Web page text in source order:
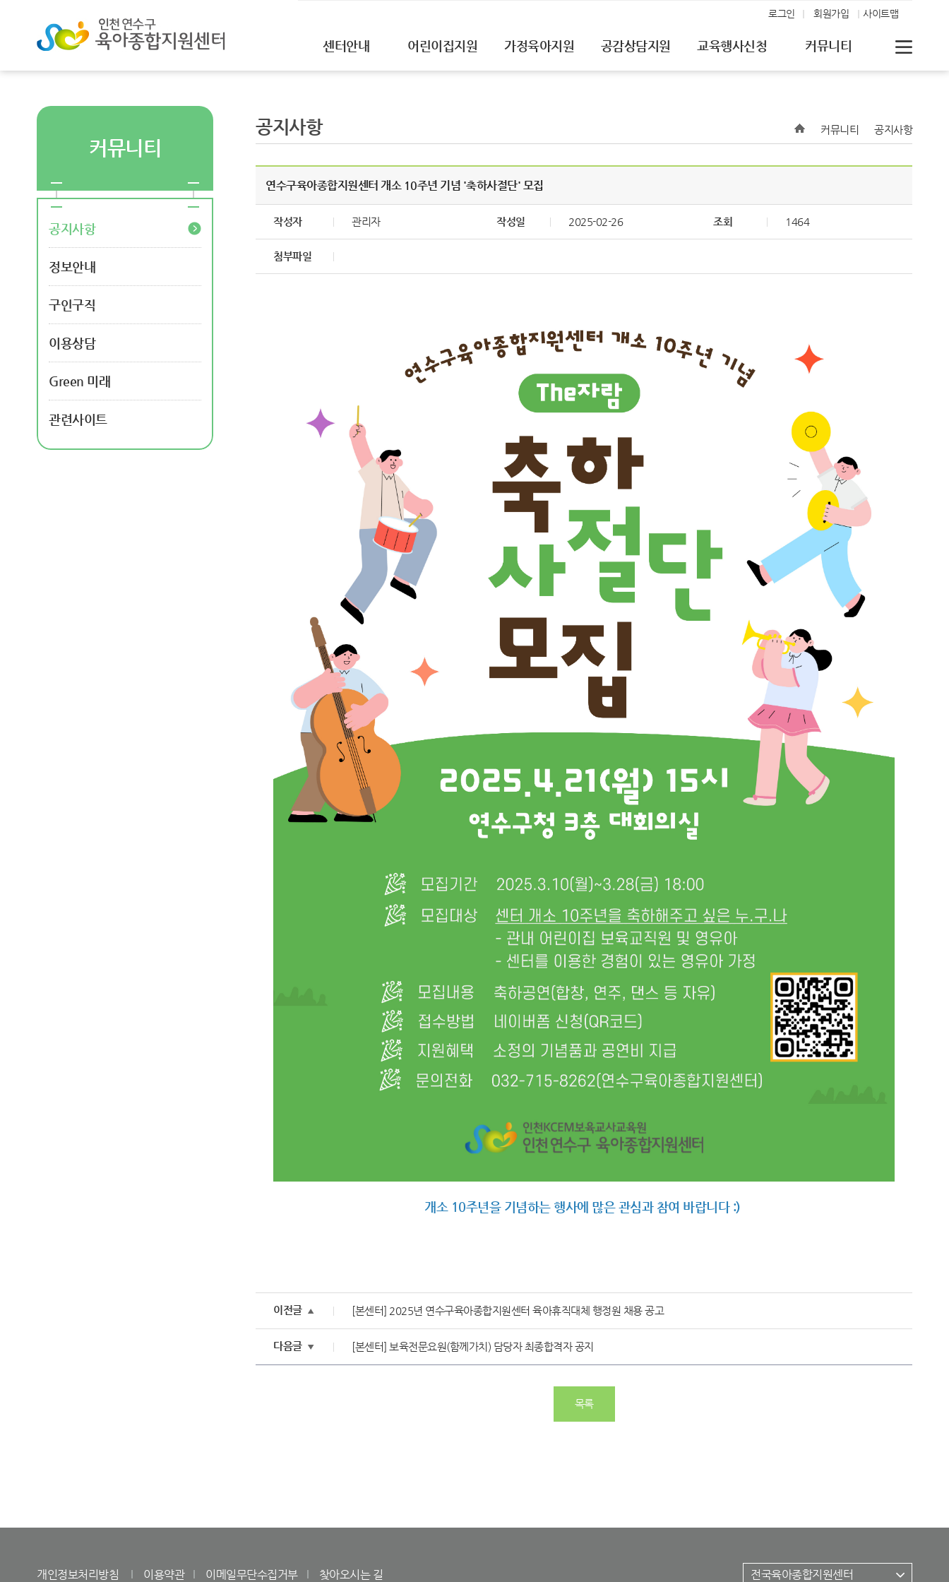
로그인 회원가입 사이트맵
센터안내 어린이집지원 가정육아지원 공감상담지원 교육행사신청 커뮤니티
커뮤니티
공지사항
정보안내
구인구직
이용상담
Green 미래
관련사이트
공지사항 커뮤니티 공지사항
연수구육아종합지원센터 개소 10주년 기념 '축하사절단' 모집
작성자 관리자 작성일 2025-02-26 조회 1464
첨부파일
개소 10주년을 기념하는 행사에 많은 관심과 참여 바랍니다 :)
이전글 ▲ [본센터] 2025년 연수구육아종합지원센터 육아휴직대체 행정원 채용 공고
다음글 ▼ [본센터] 보육전문요원(함께가치) 담당자 최종합격자 공지
목록
개인정보처리방침 이용약관 이메일무단수집거부 찾아오시는 길 전국육아종합지원센터